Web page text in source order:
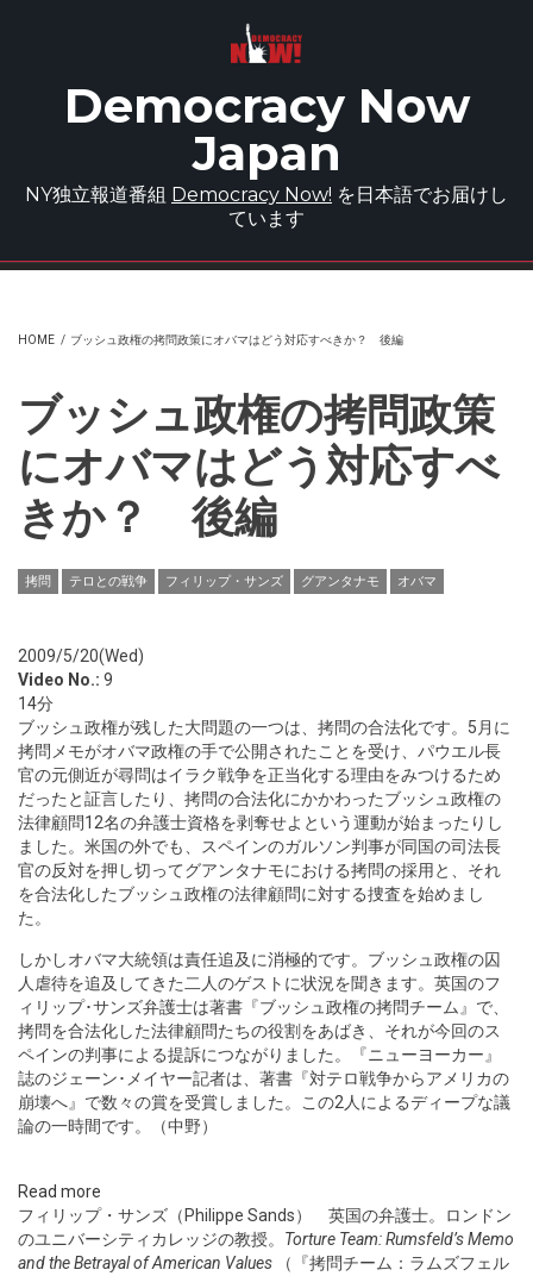
Democracy Now
Japan
NY独立報道番組 Democracy Now! を日本語でお届けし
ています
HOME / ブッシュ政権の拷問政策にオバマはどう対応すべきか？ 後編
ブッシュ政権の拷問政策
にオバマはどう対応すべ
きか？ 後編
拷問 テロとの戦争 フィリップ・サンズ グアンタナモ オバマ
2009/5/20(Wed)
Video No.: 9
14分
ブッシュ政権が残した大問題の一つは、拷問の合法化です。5月に
拷問メモがオバマ政権の手で公開されたことを受け、パウエル長
官の元側近が尋問はイラク戦争を正当化する理由をみつけるため
だったと証言したり、拷問の合法化にかかわったブッシュ政権の
法律顧問12名の弁護士資格を剥奪せよという運動が始まったりし
ました。米国の外でも、スペインのガルソン判事が同国の司法長
官の反対を押し切ってグアンタナモにおける拷問の採用と、それ
を合法化したブッシュ政権の法律顧問に対する捜査を始めまし
た。
しかしオバマ大統領は責任追及に消極的です。ブッシュ政権の囚
人虐待を追及してきた二人のゲストに状況を聞きます。英国のフ
ィリップ･サンズ弁護士は著書『ブッシュ政権の拷問チーム』で、
拷問を合法化した法律顧問たちの役割をあばき、それが今回のス
ペインの判事による提訴につながりました。『ニューヨーカー』
誌のジェーン･メイヤー記者は、著書『対テロ戦争からアメリカの
崩壊へ』で数々の賞を受賞しました。この2人によるディープな議
論の一時間です。（中野）
Read more
フィリップ・サンズ（Philippe Sands） 英国の弁護士。ロンドン
のユニバーシティカレッジの教授。 Torture Team: Rumsfeld’s Memo
and the Betrayal of American Values （『拷問チーム：ラムズフェル